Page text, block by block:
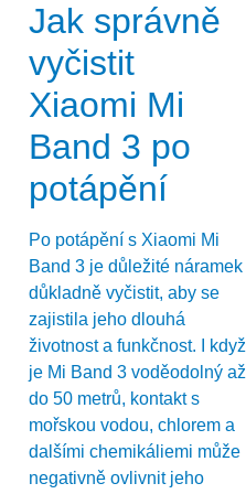
Jak správně
vyčistit
Xiaomi Mi
Band 3 po
potápění
Po potápění s Xiaomi Mi
Band 3 je důležité náramek
důkladně vyčistit, aby se
zajistila jeho dlouhá
životnost a funkčnost. I když
je Mi Band 3 voděodolný až
do 50 metrů, kontakt s
mořskou vodou, chlorem a
dalšími chemikáliemi může
negativně ovlivnit jeho